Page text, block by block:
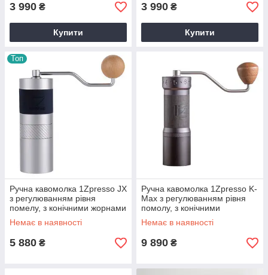
3 990 ₴
Купити
3 990 ₴
Купити
Топ
Ручна кавомолка 1Zpresso JX
з регулюванням рівня
помелу, з конічними жорнами
Немає в наявності
5 880 ₴
Ручна кавомолка 1Zpresso K-
Max з регулюванням рівня
помолу, з конічними
жерновами
Немає в наявності
9 890 ₴